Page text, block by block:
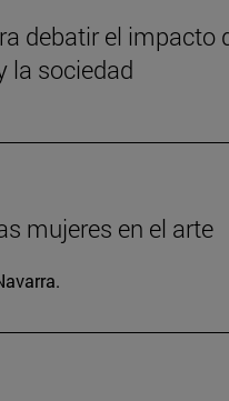
debatir el impacto
la sociedad
mujeres en el arte